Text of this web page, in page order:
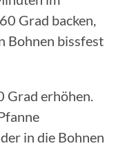
Grad backen,
Bohnen bissfest
erhöhen.
in die Bohnen